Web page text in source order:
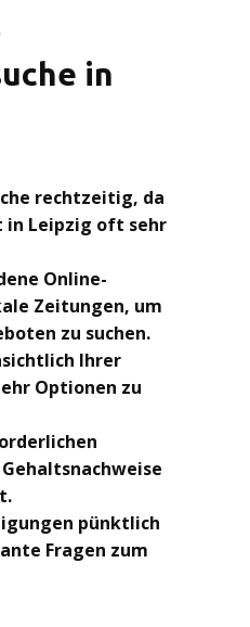
in
rechtzeitig, da
in Leipzig oft sehr
Online-
Zeitungen, um
zu suchen.
Ihrer
Optionen zu
pünktlich
Fragen zum